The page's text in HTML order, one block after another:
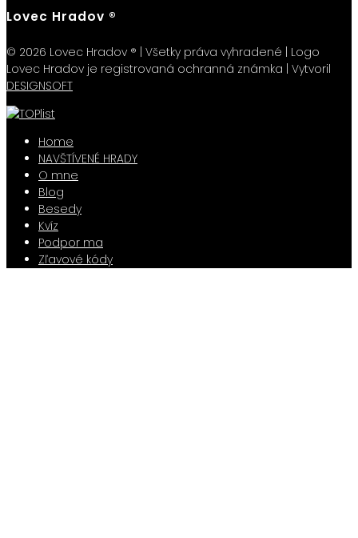
Lovec Hradov ®
© 2026 Lovec Hradov ® | Všetky práva vyhradené | Logo
Lovec Hradov je registrovaná ochranná známka | Vytvoril
DESIGNSOFT
Home
NAVŠTÍVENÉ HRADY
O mne
Blog
Besedy
Kvíz
Podpor ma
Zľavové kódy